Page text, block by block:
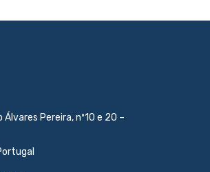
Álvares Pereira, nº10 e 20 –